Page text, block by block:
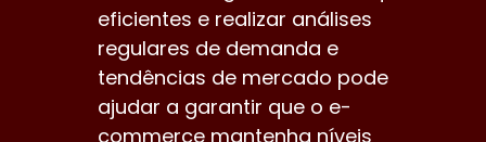
eficientes e realizar análises
regulares de demanda e
tendências de mercado pode
ajudar a garantir que o e-
commerce mantenha níveis